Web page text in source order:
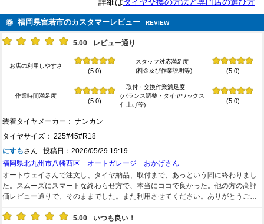
福岡県宮若市のカスタマーレビュー REVIEW
5.00 レビュー通り
お店の利用しやすさ
(5.0)
スタッフ対応満足度
(料金及び作業説明等)
(5.0)
作業時間満足度
(5.0)
取付・交換作業満足度
(バランス調整・タイヤワックス
仕上げ等)
(5.0)
装着タイヤメーカー： ナンカン
タイヤサイズ： 225#45#R18
にすもさん 投稿日：2026/05/29 19:19
福岡県北九州市八幡西区 オートガレージ おかげさん
オートウェイさんで注文し、タイヤ納品、取付まで、あっという間に終わりまし
た。スムーズにスマートな終わらせ方で、本当にココで良かった。他の方の高評
価レビュー通りで、そのままでした。また利用させてください。ありがとうござ
5.00
いつも良い！